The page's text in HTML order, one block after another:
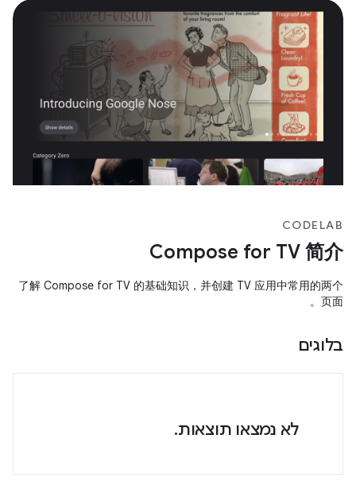
CODELAB
Compose for TV 简介
了解 Compose for TV 的基础知识，并创建 TV 应用中常用的两个
页面。
בלוגים
לא נמצאו תוצאות.